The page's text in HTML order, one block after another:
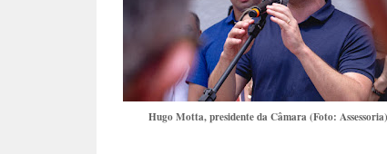
Hugo Motta, presidente da Câmara (Foto: Assessoria)